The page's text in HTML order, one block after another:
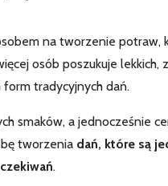
na tworzenie potraw,
osób poszukuje lekkich,
form tradycyjnych dań.
smaków, a jednocześnie
tworzenia dań, które są
.